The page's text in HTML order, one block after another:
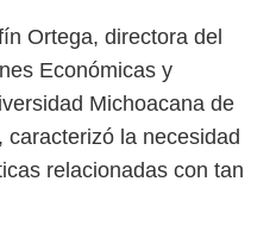
Ortega, directora del
Económicas y
Michoacana de
caracterizó la necesidad
relacionadas con tan